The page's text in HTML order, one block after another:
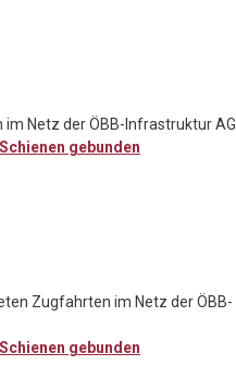
Netz der ÖBB-Infrastruktur AG.
Schienen gebunden
Zugfahrten im Netz der ÖBB-
Schienen gebunden